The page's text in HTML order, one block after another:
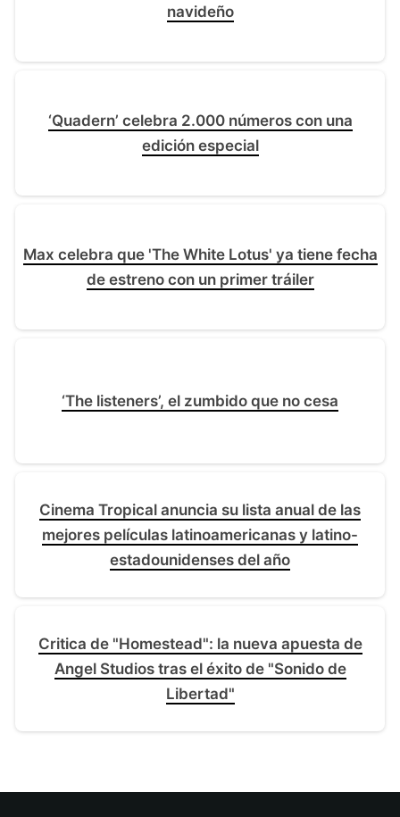
navideño
‘Quadern’ celebra 2.000 números con una
edición especial
Max celebra que 'The White Lotus' ya tiene fecha
de estreno con un primer tráiler
‘The listeners’, el zumbido que no cesa
Cinema Tropical anuncia su lista anual de las
mejores películas latinoamericanas y latino-
estadounidenses del año
Critica de "Homestead": la nueva apuesta de
Angel Studios tras el éxito de "Sonido de
Libertad"